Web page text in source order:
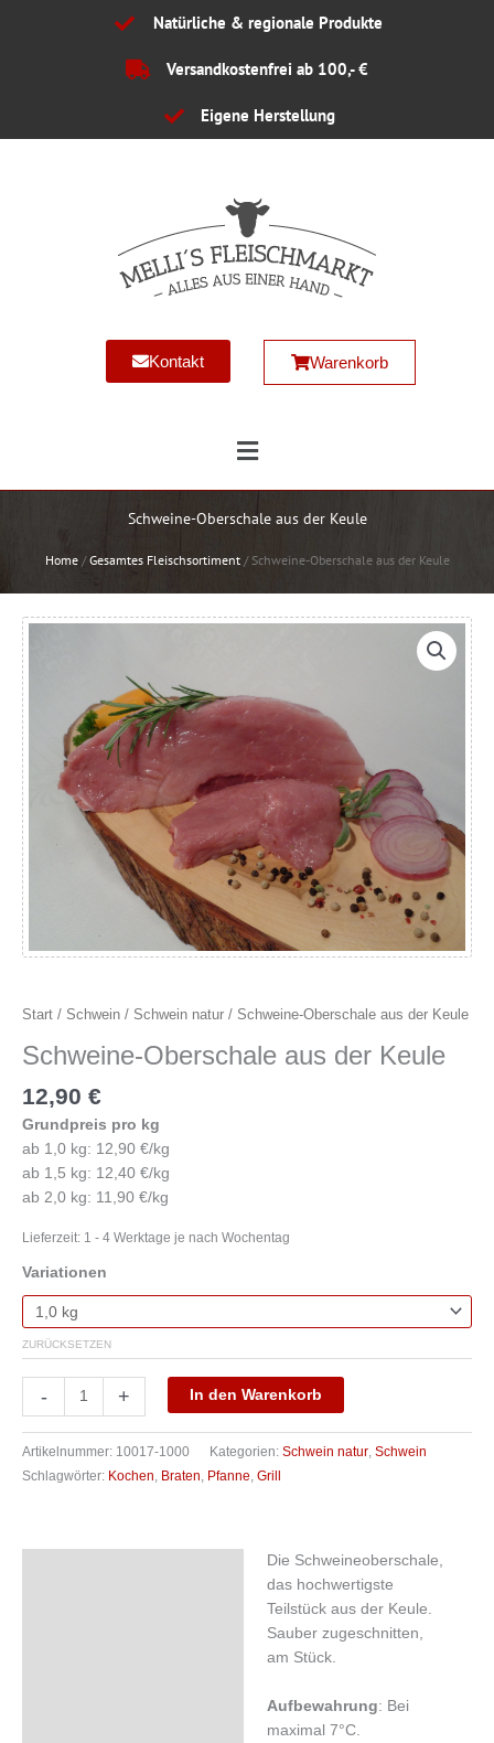
Natürliche & regionale Produkte
Versandkostenfrei ab 100,- €
Eigene Herstellung
Kontakt Warenkorb
Main
Schweine-Oberschale aus der Keule
Home/Gesamtes Fleischsortiment/ Schweine-Oberschale aus der Keule
Start / Schwein / Schwein natur / Schweine-Oberschale aus der Keule
Schweine-Oberschale aus der Keule
12,90 €
Grundpreis pro kg
ab 1,0 kg: 12,90 €/kg
ab 1,5 kg: 12,40 €/kg
ab 2,0 kg: 11,90 €/kg
Lieferzeit: 1 - 4 Werktage je nach Wochentag
Variationen
ZURÜCKSETZEN
-
Schweine-
Oberschale
aus
der
Keule
Menge
+ In den Warenkorb
Artikelnummer: 10017-1000 Kategorien: Schwein natur, Schwein
Schlagwörter: Kochen, Braten, Pfanne, Grill
Die Schweineoberschale,
das hochwertigste
Teilstück aus der Keule.
Sauber zugeschnitten,
am Stück.
Aufbewahrung: Bei
maximal 7°C.